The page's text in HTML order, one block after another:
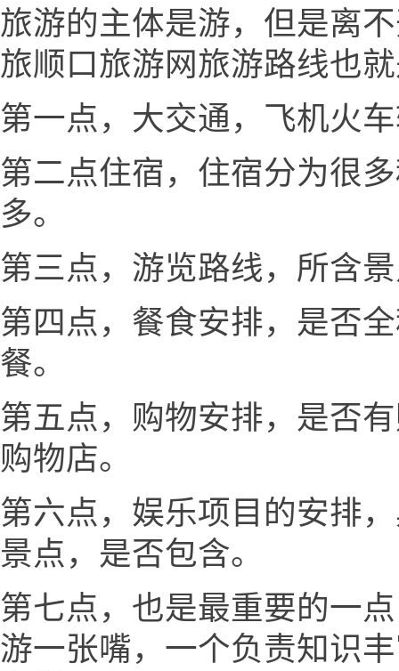
旅游的主体是游，但是离
旅顺口旅游网旅游路线也
第一点，大交通，飞机火
第二点住宿，住宿分为很
多。
第三点，游览路线，所含
第四点，餐食安排，是否
餐。
第五点，购物安排，是否
购物店。
第六点，娱乐项目的安排
景点，是否包含。
第七点，也是最重要的一
游一张嘴，一个负责知识